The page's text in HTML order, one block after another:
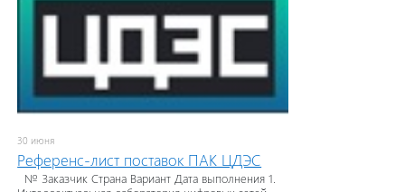
30 июня
Референс-лист поставок ПАК ЦДЭС
№ Заказчик Страна Вариант Дата выполнения 1.